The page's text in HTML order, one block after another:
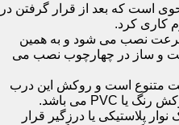
است که بعد از قرار گرفتن در
کاری کرد.
سرعت نصب می شود و به همین
و ساز در چهارچوب نصب می
متنوع است و روکش این درب
پلاستیکی یا درزگیر قرار